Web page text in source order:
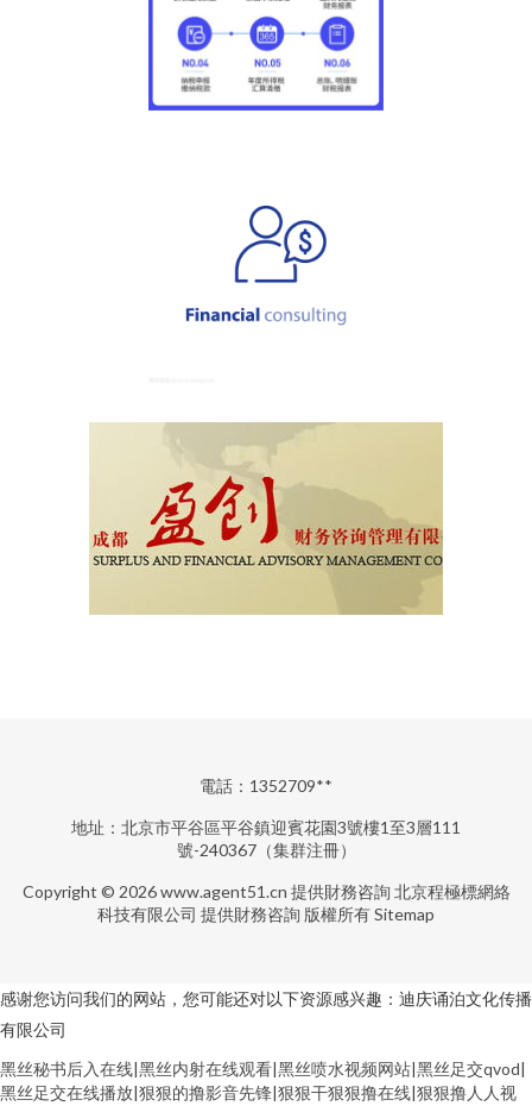
電話：1352709**
地址：北京市平谷區平谷鎮迎賓花園3號樓1至3層111
號-240367（集群注冊）
Copyright © 2026www.agent51.cn 提供財務咨詢 北京程極標網絡
科技有限公司 提供財務咨詢 版權所有Sitemap
感谢您访问我们的网站，您可能还对以下资源感兴趣：迪庆诵泊文化传播
有限公司
黑丝秘书后入在线|黑丝内射在线观看|黑丝喷水视频网站|黑丝足交qvod|
黑丝足交在线播放|狠狠的撸影音先锋|狠狠干狠狠撸在线|狠狠撸人人视